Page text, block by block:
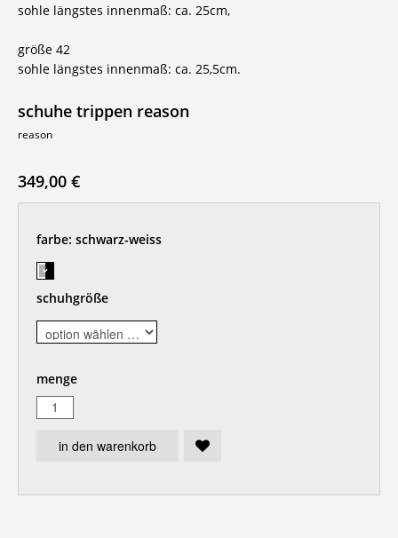
sohle längstes innenmaß: ca. 25cm,
größe 42
sohle längstes innenmaß: ca. 25,5cm.
schuhe trippen reason
reason
349,00 €
farbe: schwarz-weiss
schuhgröße
menge
in den warenkorb